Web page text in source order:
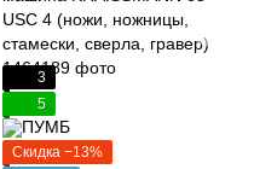
3
5
Скидка −13%